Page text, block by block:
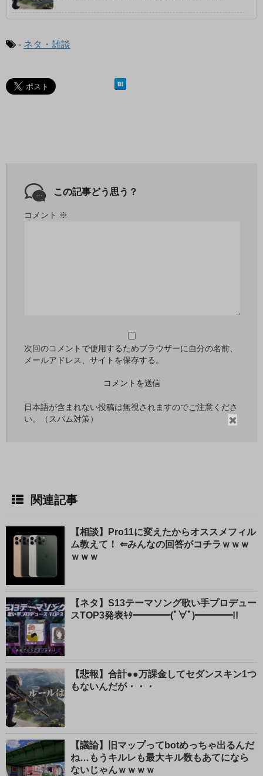
閉
- ネタ・雑談
この記事どう思う？
コメント ※
次回のコメントで使用するためブラウザーに自分の名前、
メールアドレス、サイトを保存する。
日本語が含まれない投稿は無視されますのでご注意くださ
い。（スパム対策）
関連記事
【相談】Pro11に変えたからオススメフィル
ム教えて！ ⇐みんなの回答がコチラｗｗｗ
ｗｗｗ
【ネタ】S13テーマソング歌い手プロデュー
スTOP3発表ｷﾀ━━━━(ﾟ∀ﾟ)━━━━!!
【悲報】合計●●万課金してセダンスキン1つ
もないんだが・・・
【議論】旧マップってbotめっちゃ出るんだ
ね…もうキルレも最大キル数もあてになら
ないじゃんｗｗｗｗ